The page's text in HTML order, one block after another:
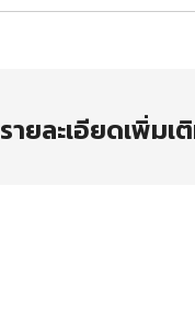
รายละเอียดเพิ่มเ